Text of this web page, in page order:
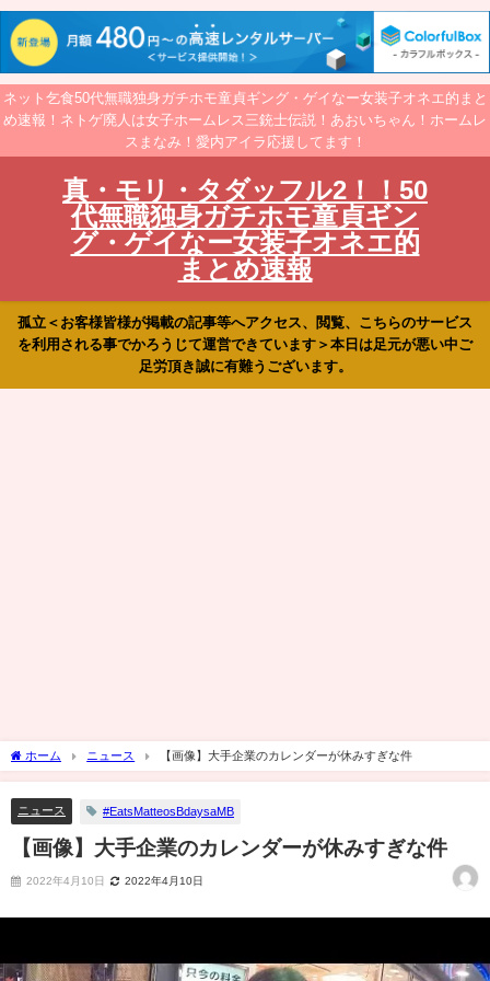
ネット乞食50代無職独身ガチホモ童貞ギング・ゲイなー女装子オネエ的まと
め速報！ネトゲ廃人は女子ホームレス三銃士伝説！あおいちゃん！ホームレ
スまなみ！愛内アイラ応援してます！
真・モリ・タダッフル2！！50
代無職独身ガチホモ童貞ギン
グ・ゲイなー女装子オネエ的
まとめ速報
孤立＜お客様皆様が掲載の記事等へアクセス、閲覧、こちらのサービス
を利用される事でかろうじて運営できています＞本日は足元が悪い中ご
足労頂き誠に有難うございます。
ホーム ニュース 【画像】大手企業のカレンダーが休みすぎな件
ニュース #EatsMatteosBdaysaMB
【画像】大手企業のカレンダーが休みすぎな件
2022年4月10日 2022年4月10日